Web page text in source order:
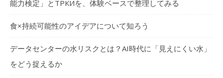
能力検定」とТРКИを、体験ベースで整理してみる
食×持続可能性のアイデアについて知ろう
データセンターの水リスクとは？AI時代に「見えにくい水」
をどう捉えるか